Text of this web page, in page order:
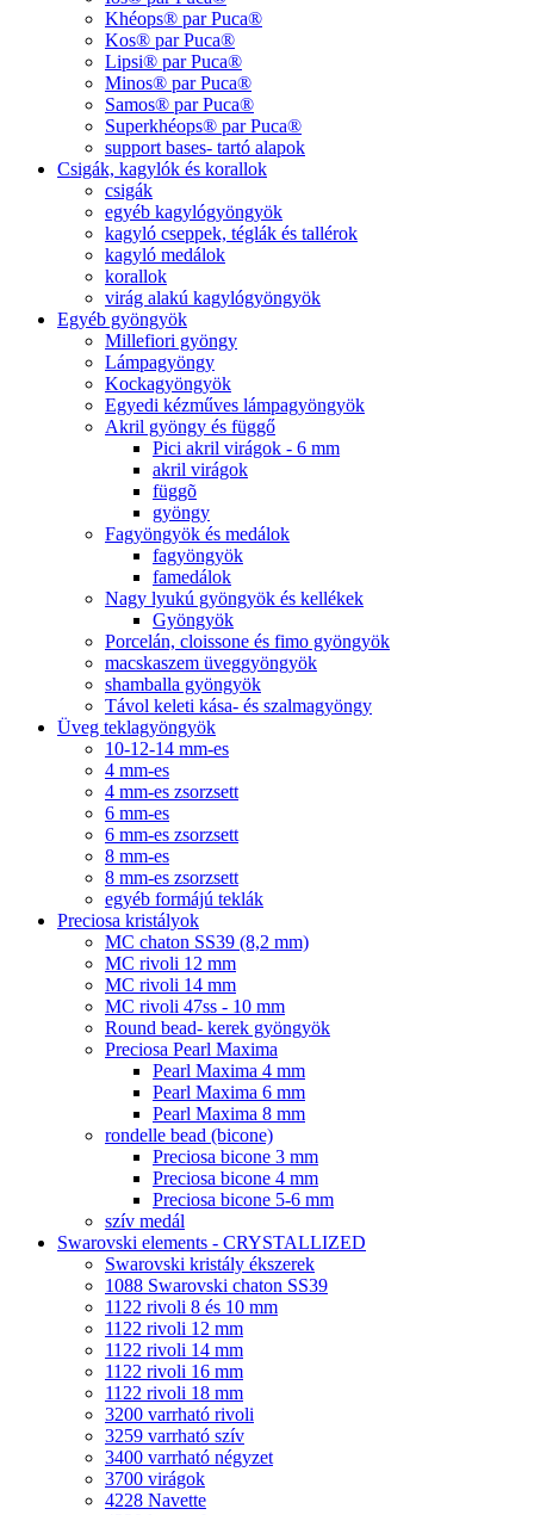
Khéops® par Puca®
Kos® par Puca®
Lipsi® par Puca®
Minos® par Puca®
Samos® par Puca®
Superkhéops® par Puca®
support bases- tartó alapok
Csigák, kagylók és korallok
csigák
egyéb kagylógyöngyök
kagyló cseppek, téglák és tallérok
kagyló medálok
korallok
virág alakú kagylógyöngyök
Egyéb gyöngyök
Millefiori gyöngy
Lámpagyöngy
Kockagyöngyök
Egyedi kézműves lámpagyöngyök
Akril gyöngy és függő
Pici akril virágok - 6 mm
akril virágok
függõ
gyöngy
Fagyöngyök és medálok
fagyöngyök
famedálok
Nagy lyukú gyöngyök és kellékek
Gyöngyök
Porcelán, cloissone és fimo gyöngyök
macskaszem üveggyöngyök
shamballa gyöngyök
Távol keleti kása- és szalmagyöngy
Üveg teklagyöngyök
10-12-14 mm-es
4 mm-es
4 mm-es zsorzsett
6 mm-es
6 mm-es zsorzsett
8 mm-es
8 mm-es zsorzsett
egyéb formájú teklák
Preciosa kristályok
MC chaton SS39 (8,2 mm)
MC rivoli 12 mm
MC rivoli 14 mm
MC rivoli 47ss - 10 mm
Round bead- kerek gyöngyök
Preciosa Pearl Maxima
Pearl Maxima 4 mm
Pearl Maxima 6 mm
Pearl Maxima 8 mm
rondelle bead (bicone)
Preciosa bicone 3 mm
Preciosa bicone 4 mm
Preciosa bicone 5-6 mm
szív medál
Swarovski elements - CRYSTALLIZED
Swarovski kristály ékszerek
1088 Swarovski chaton SS39
1122 rivoli 8 és 10 mm
1122 rivoli 12 mm
1122 rivoli 14 mm
1122 rivoli 16 mm
1122 rivoli 18 mm
3200 varrható rivoli
3259 varrható szív
3400 varrható négyzet
3700 virágok
4228 Navette